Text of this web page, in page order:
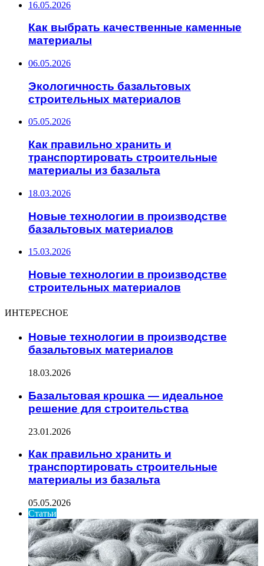
16.05.2026
Как выбрать качественные каменные
материалы
06.05.2026
Экологичность базальтовых
строительных материалов
05.05.2026
Как правильно хранить и
транспортировать строительные
материалы из базальта
18.03.2026
Новые технологии в производстве
базальтовых материалов
15.03.2026
Новые технологии в производстве
строительных материалов
ИНТЕРЕСНОЕ
Новые технологии в производстве
базальтовых материалов
18.03.2026
Базальтовая крошка — идеальное
решение для строительства
23.01.2026
Как правильно хранить и
транспортировать строительные
материалы из базальта
05.05.2026
Статьи